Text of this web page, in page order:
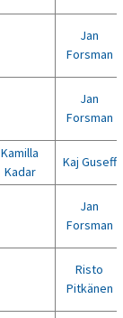
Jan
Forsman
Jan
Forsman
Kamilla
Kadar
Kaj Guseff
Jan
Forsman
Risto
Pitkänen